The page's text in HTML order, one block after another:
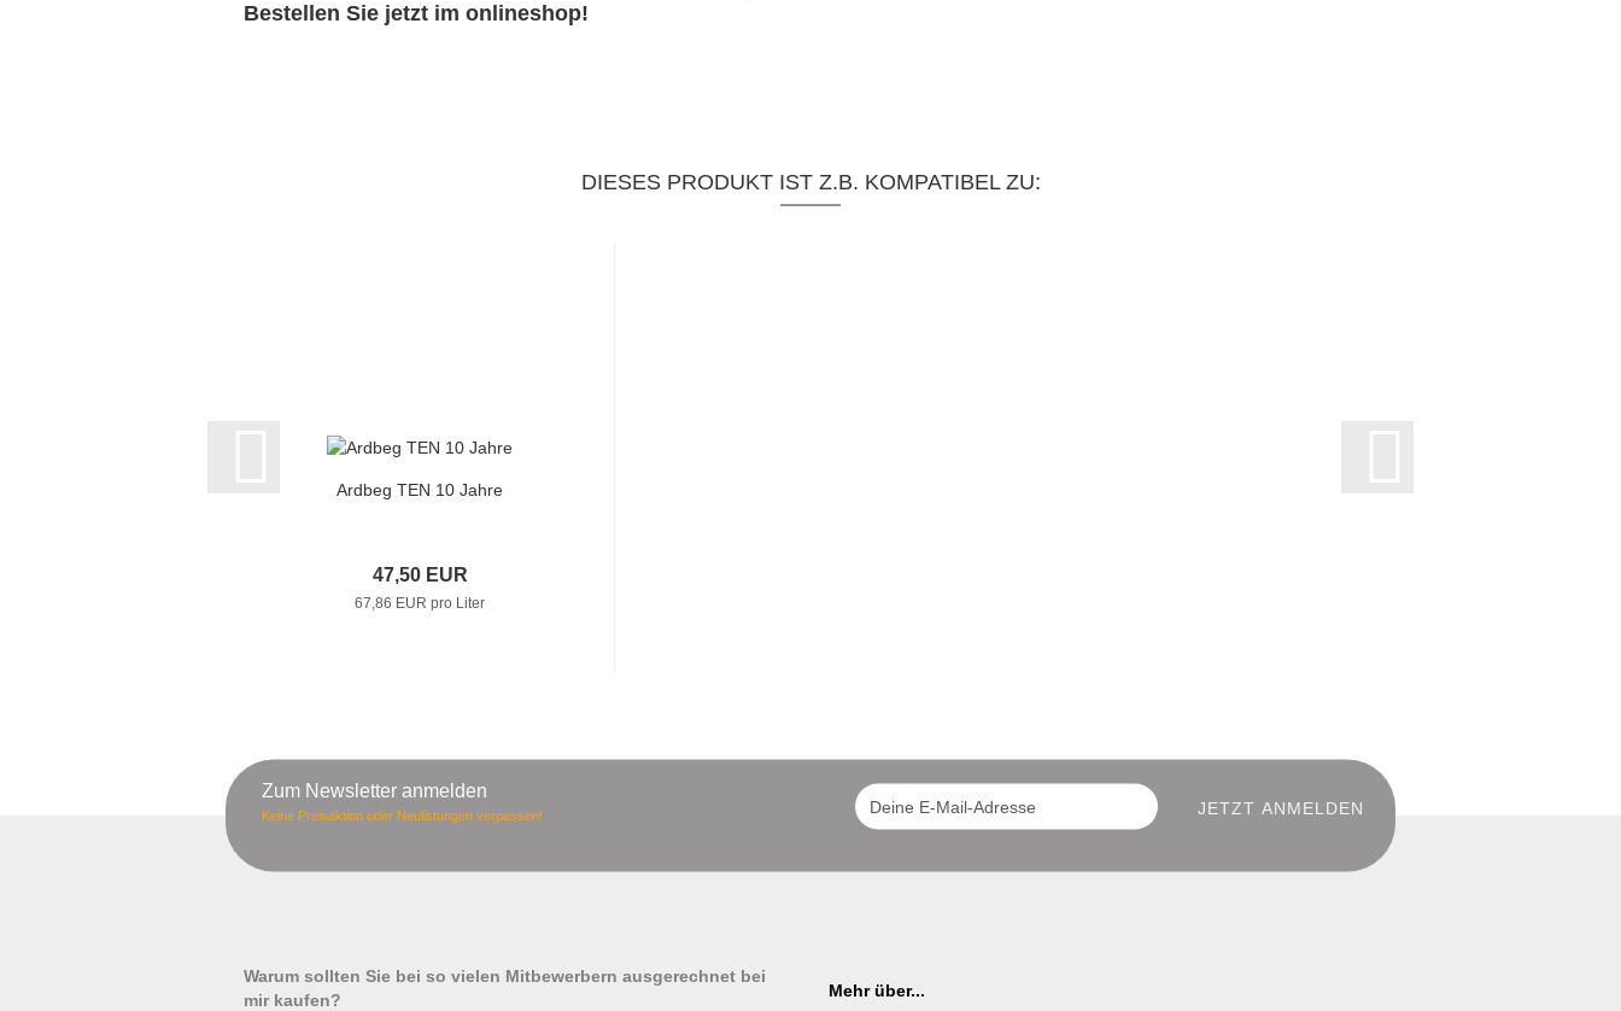
Bestellen Sie jetzt im onlineshop!
DIESES PRODUKT IST Z.B. KOMPATIBEL ZU:
Ardbeg TEN 10 Jahre
47,50 EUR
67,86 EUR pro Liter
Zum Newsletter anmelden
Keine Preisaktion oder Neulistungen verpassen!
Warum sollten Sie bei so vielen Mitbewerbern ausgerechnet bei
mir kaufen?
Mehr über...